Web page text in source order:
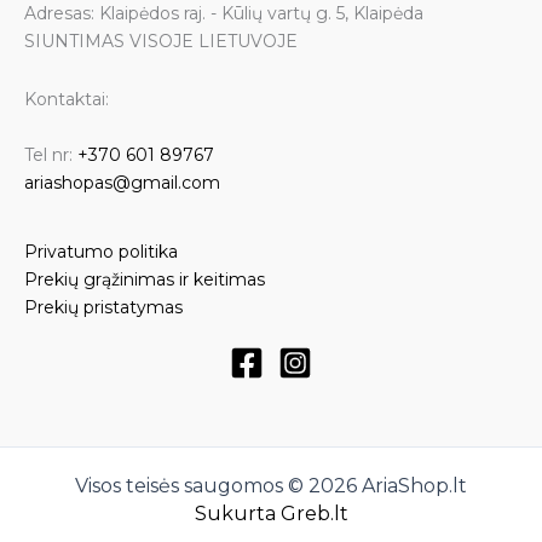
Adresas: Klaipėdos raj. - Kūlių vartų g. 5, Klaipėda
SIUNTIMAS VISOJE LIETUVOJE
Kontaktai:
Tel nr: +370 601 89767
ariashopas@gmail.com
Privatumo politika
Prekių grąžinimas ir keitimas
Prekių pristatymas
Visos teisės saugomos © 2026 AriaShop.lt
Sukurta Greb.lt